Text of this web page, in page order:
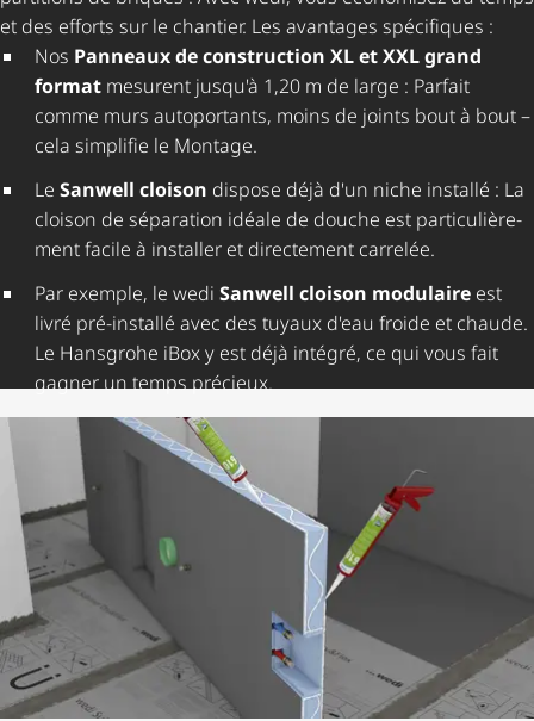
et des efforts sur le chantier. Les avantages spécifiques :
Nos Panneaux de construction XL et XXL grand
formatmesurent jusqu'à 1,20 m de large : Parfait
comme murs autoportants, moins de joints bout à bout –
cela simplifie le Montage.
Le Sanwell cloison dispose déjà d'un niche installé : La
cloison de séparation idéale de douche est parti­cu­liè­re­
ment facile à installer et directement carrelée.
Par exemple, le wedi Sanwell cloison modulaireest
livré pré-installé avec des tuyaux d'eau froide et chaude.
Le Hansgrohe iBox y est déjà intégré, ce qui vous fait
gagner un temps précieux.